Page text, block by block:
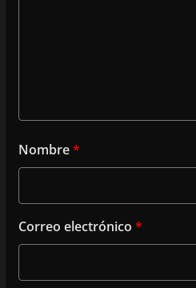
Nombre*
Correo electrónico *